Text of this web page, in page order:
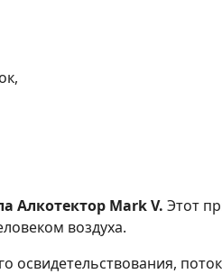
Алкотектор Mark V. Этот
воздуха.
освидетельствования,